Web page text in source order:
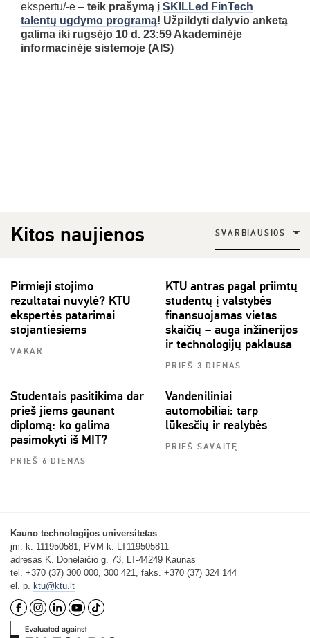
ekspertu/-e – teik prašymą į SKILLed FinTech
talentų ugdymo programą! Užpildyti dalyvio anketą
galima iki rugsėjo 10 d. 23:59 Akademinėje
informacinėje sistemoje (AIS)
Kitos naujienos SVARBIAUSIOS
Pirmieji stojimo
rezultatai nuvylė? KTU
ekspertės patarimai
stojantiesiems
VAKAR
KTU antras pagal priimtų
studentų į valstybės
finansuojamas vietas
skaičių – auga inžinerijos
ir technologijų paklausa
PRIEŠ 3 DIENAS
Studentais pasitikima dar
prieš jiems gaunant
diplomą: ko galima
pasimokyti iš MIT?
PRIEŠ 6 DIENAS
Vandeniliniai
automobiliai: tarp
lūkesčių ir realybės
PRIEŠ SAVAITĘ
Kauno technologijos universitetas
įm. k. 111950581, PVM k. LT119505811
adresas K. Donelaičio g. 73, LT-44249 Kaunas
tel. +370 (37) 300 000, 300 421, faks. +370 (37) 324 144
el. p. ktu@ktu.lt